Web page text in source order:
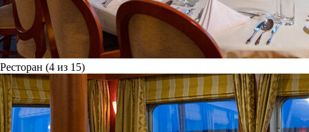
Ресторан (4 из 15)